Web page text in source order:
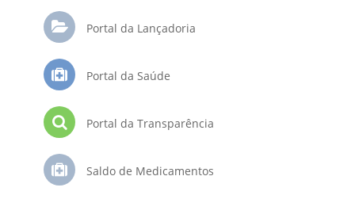
Portal da Lançadoria
Portal da Saúde
Portal da Transparência
Saldo de Medicamentos